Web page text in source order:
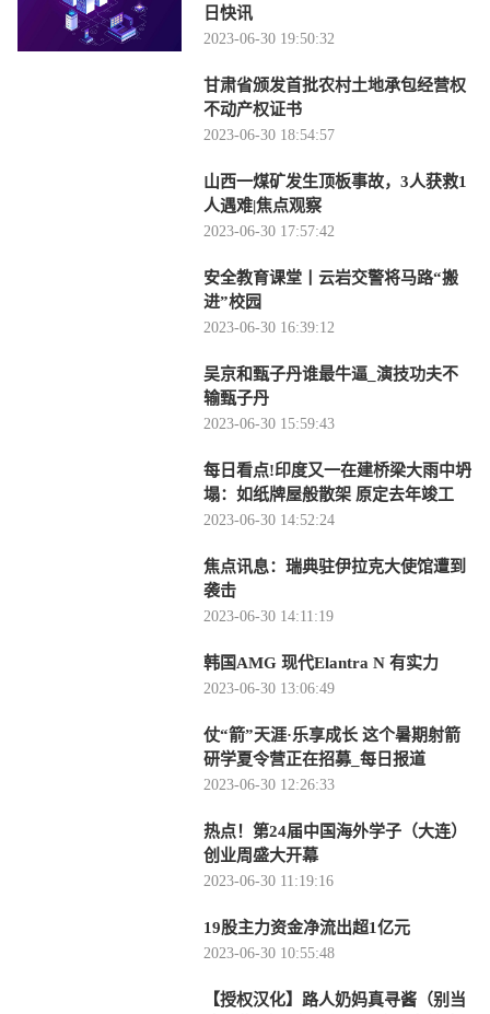
日快讯
2023-06-30 19:50:32
甘肃省颁发首批农村土地承包经营权
不动产权证书
2023-06-30 18:54:57
山西一煤矿发生顶板事故，3人获救1
人遇难|焦点观察
2023-06-30 17:57:42
安全教育课堂丨云岩交警将马路“搬
进”校园
2023-06-30 16:39:12
吴京和甄子丹谁最牛逼_演技功夫不
输甄子丹
2023-06-30 15:59:43
每日看点!印度又一在建桥梁大雨中坍
塌：如纸牌屋般散架 原定去年竣工
2023-06-30 14:52:24
焦点讯息：瑞典驻伊拉克大使馆遭到
袭击
2023-06-30 14:11:19
韩国AMG 现代Elantra N 有实力
2023-06-30 13:06:49
仗“箭”天涯·乐享成长 这个暑期射箭
研学夏令营正在招募_每日报道
2023-06-30 12:26:33
热点！第24届中国海外学子（大连）
创业周盛大开幕
2023-06-30 11:19:16
19股主力资金净流出超1亿元
2023-06-30 10:55:48
【授权汉化】路人奶妈真寻酱（别当